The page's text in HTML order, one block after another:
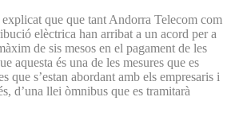
que que tant Andorra Telecom com
elèctrica han arribat a un acord per a
de sis mesos en el pagament de les
aquesta és una de les mesures que es
que s’estan abordant amb els empresaris i
d’una llei òmnibus que es tramitarà